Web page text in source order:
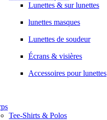
Lunettes & sur lunettes
lunettes masques
Lunettes de soudeur
Écrans & visières
Accessoires pour lunettes
Tee-Shirts & Polos